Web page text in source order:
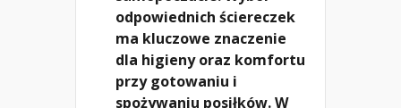
odpowiednich ściereczek
ma kluczowe znaczenie
dla higieny oraz komfortu
przy gotowaniu i
spożywaniu posiłków. W